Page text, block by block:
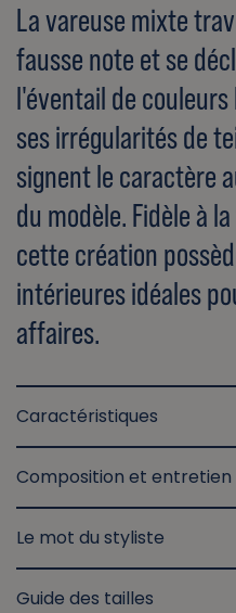
La vareuse mixte
fausse note et se
l'éventail de couleurs
ses irrégularités de
signent le caractère
du modèle. Fidèle à
cette création
intérieures idéales
affaires.
Caractéristiques
Composition et entretien
Le mot du styliste
Guide des tailles